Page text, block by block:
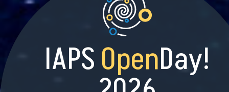
IAPSOpenDay!